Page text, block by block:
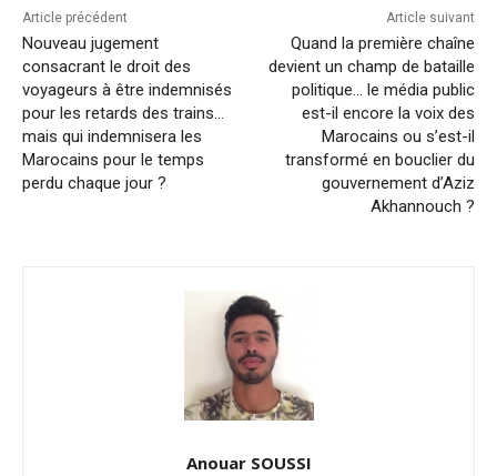
Article précédent
Nouveau jugement
consacrant le droit des
voyageurs à être indemnisés
pour les retards des trains…
mais qui indemnisera les
Marocains pour le temps
perdu chaque jour ?
Article suivant
Quand la première chaîne
devient un champ de bataille
politique… le média public
est-il encore la voix des
Marocains ou s’est-il
transformé en bouclier du
gouvernement d’Aziz
Akhannouch ?
Anouar SOUSSI